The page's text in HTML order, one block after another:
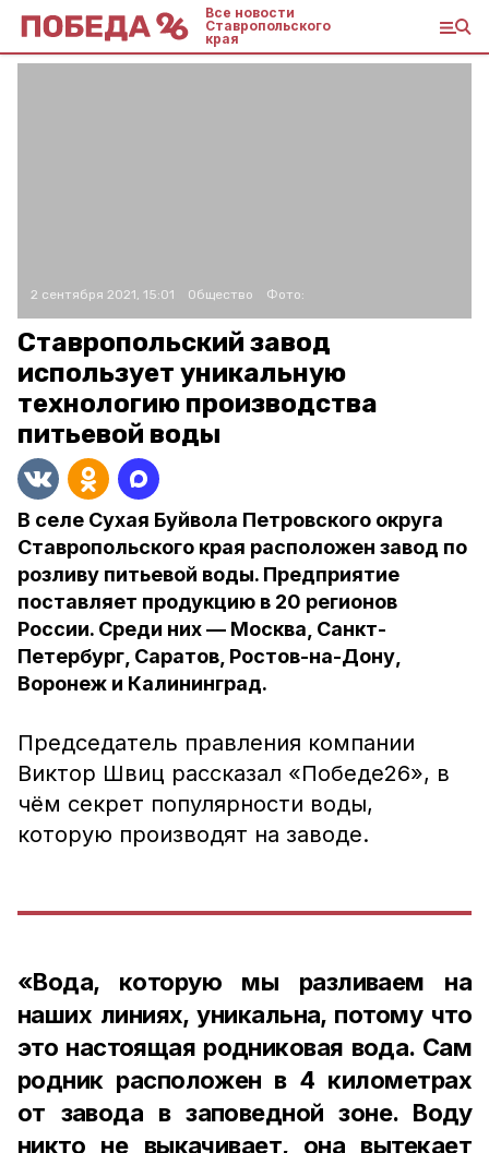
Все новости
Ставропольского
края
2 сентября 2021, 15:01 Общество Фото:
Ставропольский завод
использует уникальную
технологию производства
питьевой воды
В селе Сухая Буйвола Петровского округа
Ставропольского края расположен завод по
розливу питьевой воды. Предприятие
поставляет продукцию в 20 регионов
России. Среди них — Москва, Санкт-
Петербург, Саратов, Ростов-на-Дону,
Воронеж и Калининград.
Председатель правления компании
Виктор Швиц рассказал «Победе26», в
чём секрет популярности воды,
которую производят на заводе.
«Вода, которую мы разливаем на
наших линиях, уникальна, потому что
это настоящая родниковая вода. Сам
родник расположен в 4 километрах
от завода в заповедной зоне. Воду
никто не выкачивает, она вытекает